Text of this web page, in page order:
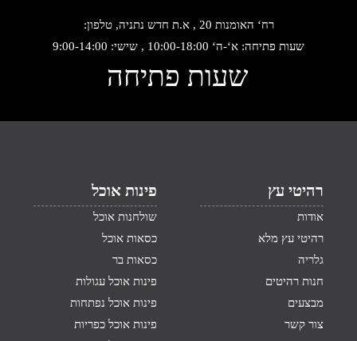
רח‘ האומנות 20 , א.ת חדש נתניה, טלפון:
שעות פתיחה: א‘-ה‘ 10:00-18:00 , שישי: 9:00-14:00
שעות פתיחה
רהיטי עץ
אודות
רהיטי עץ מלא
גלריה
חנות רהיטים
מבצעים
צור קשר
פינות אוכל
שולחנות אוכל
כסאות אוכל
כסאות בר
פינות אוכל עגולות
פינות אוכל נפתחות
פינות אוכל כפריות